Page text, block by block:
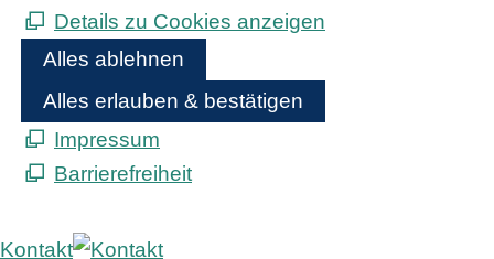
Details zu Cookies anzeigen
Alles ablehnen
Alles erlauben & bestätigen
Impressum
Barrierefreiheit
Kontakt